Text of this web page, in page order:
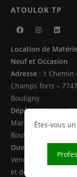
ATOULOK TP
dans
un
nouvel
onglet
dans
un
nouvel
onglet
dans
un
nouvel
onglet
Location de
Neuf et Occasion
Adresse : 1 Chemin
Champs forts –
Boutigny
Dépôts: Vaire sur
Marne la Vallée
Boutigny)
Ouverture
Vendredi de 8h00 à
et de 14h00 à 18h00
Êtes-vous